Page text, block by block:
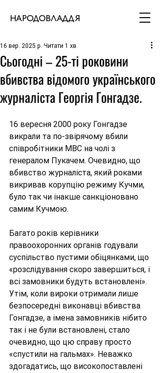
НАРОДОВЛАДДЯ
Сьогодні – 25-ті роковини
вбивства відомого українського
журналіста Георгія Гонгадзе.
16 вер. 2025 р. Читати 1 хв
16 вересня 2000 року Гонгадзе
викрали та по-звірячому вбили
співробітники МВС на чолі з
генералом Пукачем. Очевидно, що
вбивство журналіста, який роками
викривав корупцію режиму Кучми,
було так чи інакше санкціоновано
самим Кучмою.
Багато років керівники
правоохоронних органів годували
суспільство пустими обіцянками, що
«розслідування скоро завершиться, і
всі замовники будуть встановлені».
Утім, коли вироки отримали лише
безпосередні виконавці вбивства
Гонгадзе, а імена замовників нібито
так і не були встановлені, стало
очевидно, що цю справу просто
«спустили на гальмах». Неважко
здогадатись, що високопоставлені